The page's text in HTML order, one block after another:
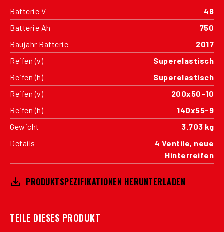
Batterie V
48
Batterie Ah
750
Baujahr Batterie
2017
Reifen (v)
Superelastisch
Reifen (h)
Superelastisch
Reifen (v)
200x50-10
Reifen (h)
140x55-9
Gewicht
3.703 kg
Details
4 Ventile, neue
Hinterreifen
PRODUKTSPEZIFIKATIONEN HERUNTERLADEN
TEILE DIESES PRODUKT